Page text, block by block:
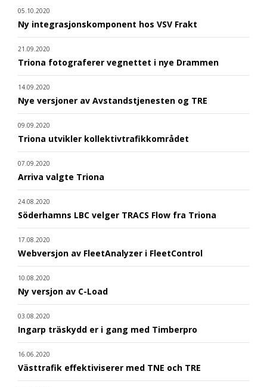
05.10.2020
Ny integrasjonskomponent hos VSV Frakt
21.09.2020
Triona fotograferer vegnettet i nye Drammen
14.09.2020
Nye versjoner av Avstandstjenesten og TRE
09.09.2020
Triona utvikler kollektivtrafikkområdet
07.09.2020
Arriva valgte Triona
24.08.2020
Söderhamns LBC velger TRACS Flow fra Triona
17.08.2020
Webversjon av FleetAnalyzer i FleetControl
10.08.2020
Ny versjon av C-Load
03.08.2020
Ingarp träskydd er i gang med Timberpro
16.06.2020
Västtrafik effektiviserer med TNE och TRE